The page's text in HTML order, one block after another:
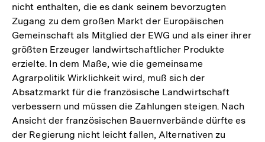
nicht enthalten, die es dank seinem bevorzugten
Zugang zu dem großen Markt der Europäischen
Gemeinschaft als Mitglied der EWG und als einer ihrer
größten Erzeuger landwirtschaftlicher Produkte
erzielte. In dem Maße, wie die gemeinsame
Agrarpolitik Wirklichkeit wird, muß sich der
Absatzmarkt für die französische Landwirtschaft
verbessern und müssen die Zahlungen steigen. Nach
Ansicht der französischen Bauernverbände dürfte es
der Regierung nicht leicht fallen, Alternativen zu